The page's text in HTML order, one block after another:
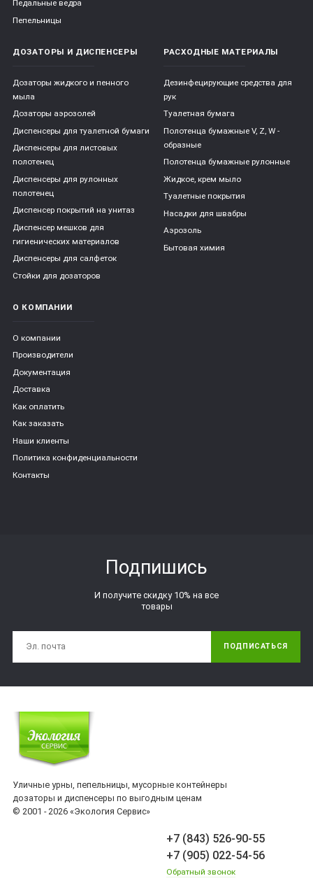
Педальные ведра
Пепельницы
ДОЗАТОРЫ И ДИСПЕНСЕРЫ
Дозаторы жидкого и пенного
мыла
Дозаторы аэрозолей
Диспенсеры для туалетной бумаги
Диспенсеры для листовых
полотенец
Диспенсеры для рулонных
полотенец
Диспенсер покрытий на унитаз
Диспенсер мешков для
гигиенических материалов
Диспенсеры для салфеток
Стойки для дозаторов
РАСХОДНЫЕ МАТЕРИАЛЫ
Дезинфецирующие средства для
рук
Туалетная бумага
Полотенца бумажные V, Z, W -
образные
Полотенца бумажные рулонные
Жидкое, крем мыло
Туалетные покрытия
Насадки для швабры
Аэрозоль
Бытовая химия
О КОМПАНИИ
О компании
Производители
Документация
Доставка
Как оплатить
Как заказать
Наши клиенты
Политика конфиденциальности
Контакты
Подпишись
И получите скидку 10% на все
товары
ПОДПИСАТЬСЯ
Уличные урны, пепельницы, мусорные контейнеры
дозаторы и диспенсеры по выгодным ценам
© 2001 - 2026 «Экология Сервис»
+7 (843) 526-90-55
+7 (905) 022-54-56
Обратный звонок